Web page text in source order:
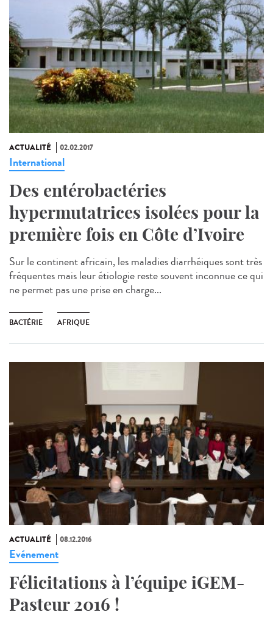
ACTUALITÉ 02.02.2017
International
Des entérobactéries
hypermutatrices isolées pour la
première fois en Côte d’Ivoire
Sur le continent africain, les maladies diarrhéiques sont très
fréquentes mais leur étiologie reste souvent inconnue ce qui
ne permet pas une prise en charge...
BACTÉRIE AFRIQUE
ACTUALITÉ 08.12.2016
Evénement
Félicitations à l’équipe iGEM-
Pasteur 2016 !